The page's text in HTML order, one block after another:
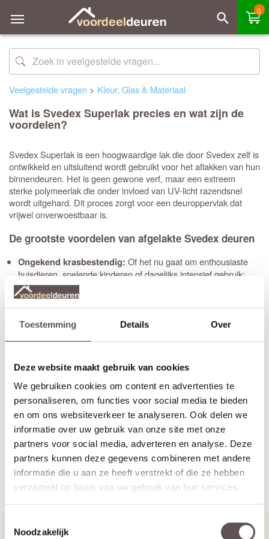
Toestemming Details Over
Deze website maakt gebruik van cookies
We gebruiken cookies om content en advertenties te
personaliseren, om functies voor social media te bieden
en om ons websiteverkeer te analyseren. Ook delen we
informatie over uw gebruik van onze site met onze
partners voor social media, adverteren en analyse. Deze
partners kunnen deze gegevens combineren met andere
informatie die u aan ze heeft verstrekt of die ze hebben
verzameld op basis van uw gebruik van hun services.
Noodzakelijk
0
Veelgestelde vragen > Kleur, Glas & Materiaal
Wat is Svedex Superlak precies en wat zijn de
voordelen?
Svedex Superlak is een hoogwaardige lak die door Svedex zelf is
ontwikkeld en uitsluitend wordt gebruikt voor het aflakken van hun
binnendeuren. Het is geen gewone verf, maar een extreem
sterke polymeerlak die onder invloed van UV-licht razendsnel
wordt uitgehard. Dit proces zorgt voor een deuroppervlak dat
vrijwel onverwoestbaar is.
De grootste voordelen van afgelakte Svedex deuren
Ongekend krasbestendig: Of het nu gaat om enthousiaste
huisdieren, spelende kinderen of dagelijks intensief gebruik;
deze lak kan tegen een stootje en blijft krasvrij.
Volledig kleurvast:
vergeelt niet door zonlicht en behoudt jarenlang zijn frisse,
oorspronkelijke kleur.
schoonmaakmiddelen.
Milieuvriendelijk:Svedex Superlak is volledig oplosmiddelvrij,
wat beter is voor het milieu en de luchtkwaliteit in je huis.
10 jaar zekerheid:
kwaliteit, krijg je standaard10 jaar garantieop de laklaag.
Kortom: met Svedex Superlak kies je voor een onderhoudsvrije
deur die er na jaren nog precies zo uitziet als op de dag van
aankoop.
Terug naar Kleur, Glas & Materiaal